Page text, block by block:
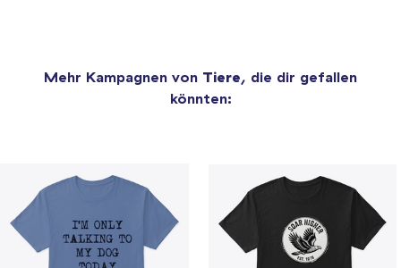
Mehr Kampagnen von Tiere, die dir gefallen
könnten: